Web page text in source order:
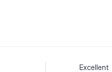
Excellent